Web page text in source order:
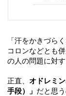
「汗をかきづら
コロンなどとも
の人の問題に対
正直、 オドレミ
手段）」 だと思